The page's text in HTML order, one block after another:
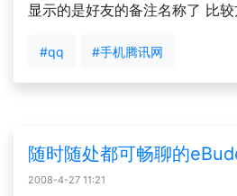
显示的是好友的备注名称了 比
#qq #手机腾讯网
随时随处都可畅聊的
2008-4-27 11:21